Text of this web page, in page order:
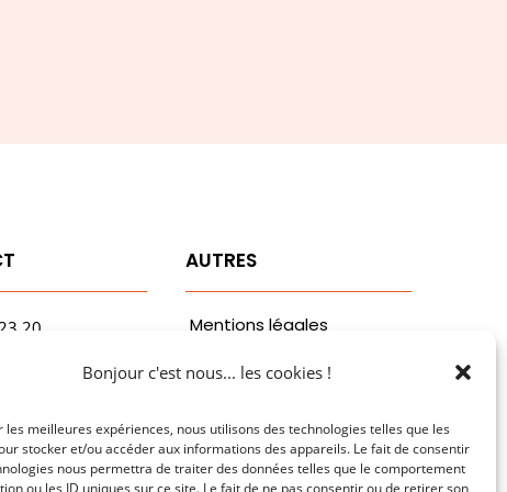
Bonjour c'est nous... les cookies !
les meilleures expériences, nous utilisons des technologies telles que les
stocker et/ou accéder aux informations des appareils. Le fait de consentir
nous permettra de traiter des données telles que le comportement
ou les ID uniques sur ce site. Le fait de ne pas consentir ou de retirer son
AUTRES
Mentions légales
Politiques de